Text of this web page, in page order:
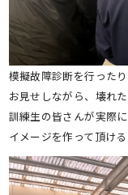
模擬故障診断を行った
お見せしながら、壊れ
訓練生の皆さんが実際
イメージを作って頂け